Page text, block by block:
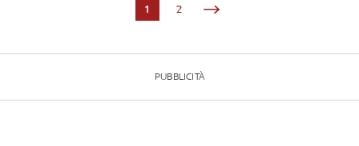
1 2
PUBBLICITÀ